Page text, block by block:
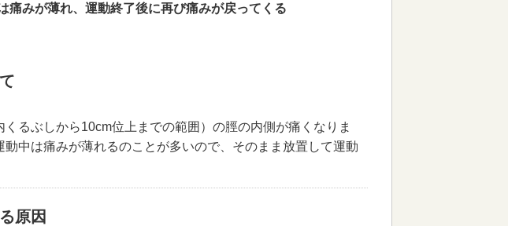
痛みが薄れ、運動終了後に再び痛みが戻ってくる
るぶしから10cm位上までの範囲）の脛の内側が痛くなりま
中は痛みが薄れるのことが多いので、そのまま放置して運動
原因